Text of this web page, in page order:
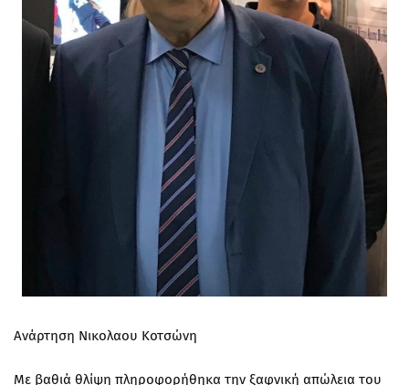
Ανάρτηση Νικολαου Κοτσώνη
Με βαθιά θλίψη πληροφορήθηκα την ξαφνική απώλεια του